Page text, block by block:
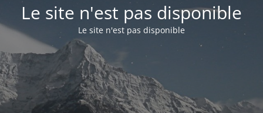
Le site n'est pas disponible
Le site n'est pas disponible